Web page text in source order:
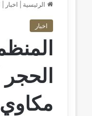
الرئيسية اخبار
اخبار
مكاوي